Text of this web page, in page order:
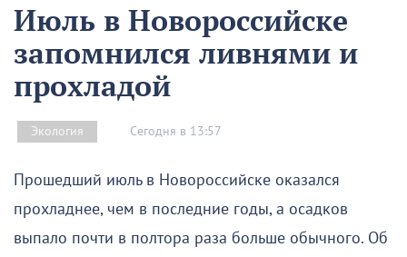
Июль в Новороссийске
запомнился ливнями и
прохладой
Экология Сегодня в 13:57
Прошедший июль в Новороссийске оказался
прохладнее, чем в последние годы, а осадков
выпало почти в полтора раза больше обычного. Об